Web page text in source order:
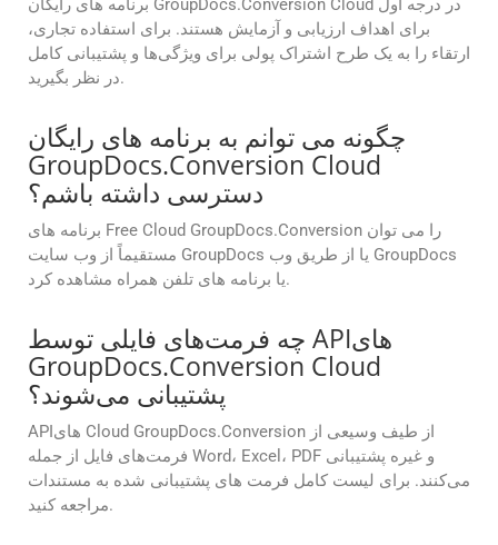
برنامه های رایگان GroupDocs.Conversion Cloud در درجه اول
برای اهداف ارزیابی و آزمایش هستند. برای استفاده تجاری،
ارتقاء را به یک طرح اشتراک پولی برای ویژگی‌ها و پشتیبانی کامل
در نظر بگیرید.
چگونه می توانم به برنامه های رایگان
GroupDocs.Conversion Cloud
دسترسی داشته باشم؟
برنامه های Free Cloud GroupDocs.Conversion را می توان
مستقیماً از وب سایت GroupDocs یا از طریق وب GroupDocs
یا برنامه های تلفن همراه مشاهده کرد.
چه فرمت‌های فایلی توسط APIهای
GroupDocs.Conversion Cloud
پشتیبانی می‌شوند؟
APIهای Cloud GroupDocs.Conversion از طیف وسیعی از
فرمت‌های فایل از جمله Word، Excel، PDF و غیره پشتیبانی
می‌کنند. برای لیست کامل فرمت های پشتیبانی شده به مستندات
مراجعه کنید.